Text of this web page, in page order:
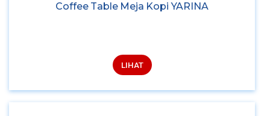
Coffee Table Meja Kopi YARINA
LIHAT